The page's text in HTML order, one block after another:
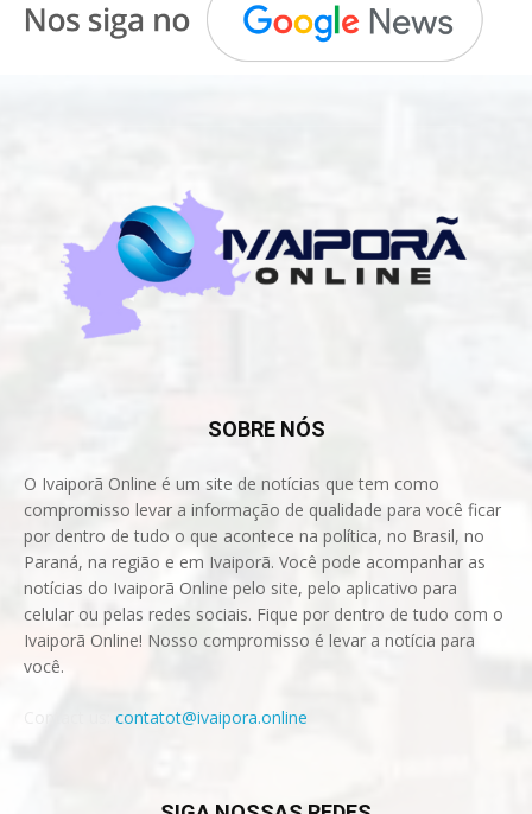
SOBRE NÓS
O Ivaiporã Online é um site de notícias que tem como
compromisso levar a informação de qualidade para você ficar
por dentro de tudo o que acontece na política, no Brasil, no
Paraná, na região e em Ivaiporã. Você pode acompanhar as
notícias do Ivaiporã Online pelo site, pelo aplicativo para
celular ou pelas redes sociais. Fique por dentro de tudo com o
Ivaiporã Online! Nosso compromisso é levar a notícia para
você.
contatot@ivaipora.online